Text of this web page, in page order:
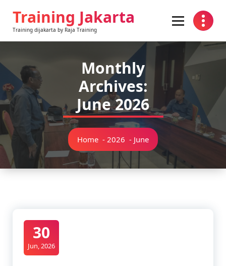
Training Jakarta
Training dijakarta by Raja Training
Monthly
Archives:
June 2026
Home - 2026 - June
30
Jun, 2026